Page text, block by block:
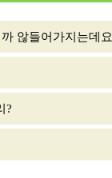
않들어가지는데
?